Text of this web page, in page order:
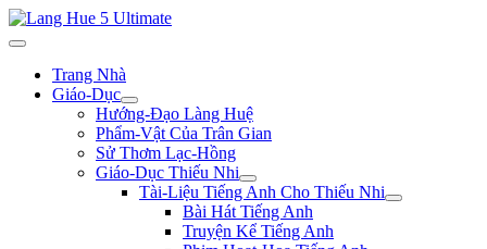
Trang Nhà
Giáo-Dục
Hướng-Đạo Làng Huệ
Phẩm-Vật Của Trân Gian
Sử Thơm Lạc-Hồng
Giáo-Dục Thiếu Nhi
Tài-Liệu Tiếng Anh Cho Thiếu Nhi
Bài Hát Tiếng Anh
Truyện Kể Tiếng Anh